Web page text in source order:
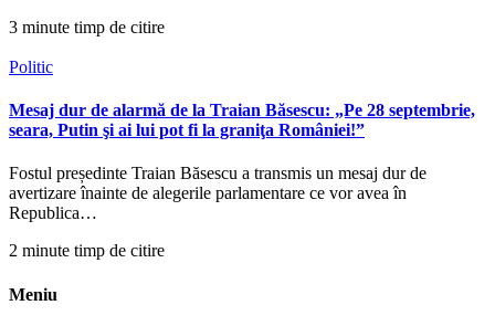
3 minute timp de citire
Politic
Mesaj dur de alarmă de la Traian Băsescu: „Pe 28 septembrie,
seara, Putin şi ai lui pot fi la graniţa României!”
Fostul președinte Traian Băsescu a transmis un mesaj dur de
avertizare înainte de alegerile parlamentare ce vor avea în
Republica…
2 minute timp de citire
Meniu